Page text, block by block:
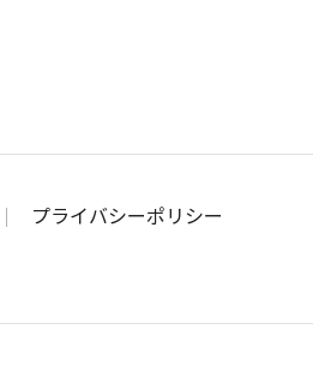
プライバシーポリシー